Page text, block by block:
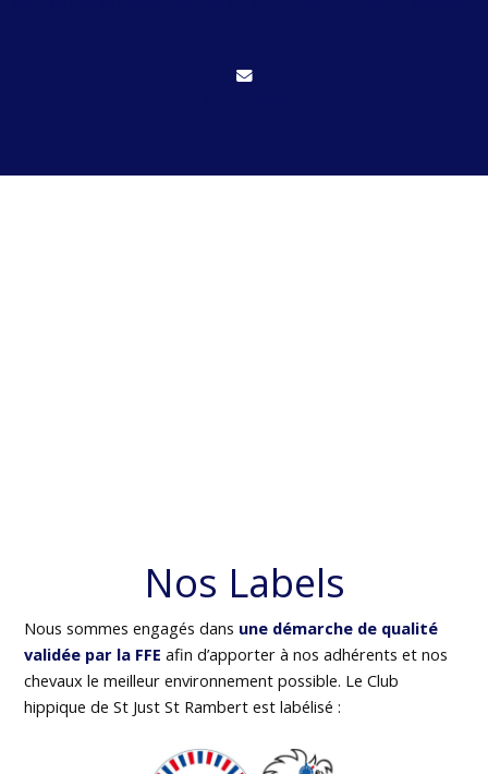
Nos Labels
Nous sommes engagés dans une démarche de qualité
validée par la FFE afin d’apporter à nos adhérents et nos
chevaux le meilleur environnement possible. Le Club
hippique de St Just St Rambert est labélisé :